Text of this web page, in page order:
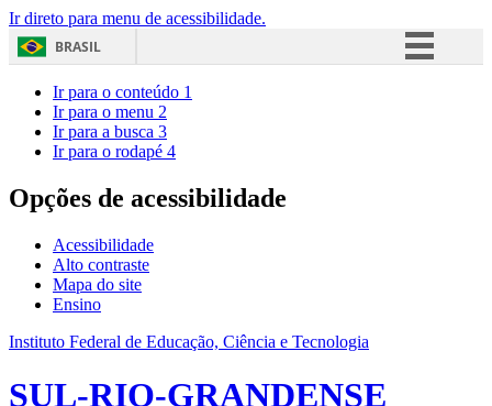
Ir direto para menu de acessibilidade.
BRASIL
Acesso à informação
Ir para o conteúdo 1
Ir para o menu 2
Ir para a busca 3
Ir para o rodapé 4
Opções de acessibilidade
Acessibilidade
Alto contraste
Mapa do site
Ensino
Instituto Federal de Educação, Ciência e Tecnologia
SUL-RIO-GRANDENSE